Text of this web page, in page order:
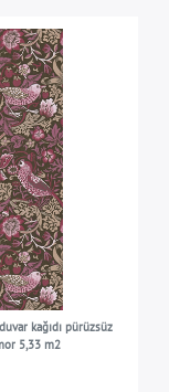
kağıdı pürüzsüz
5,33 m2